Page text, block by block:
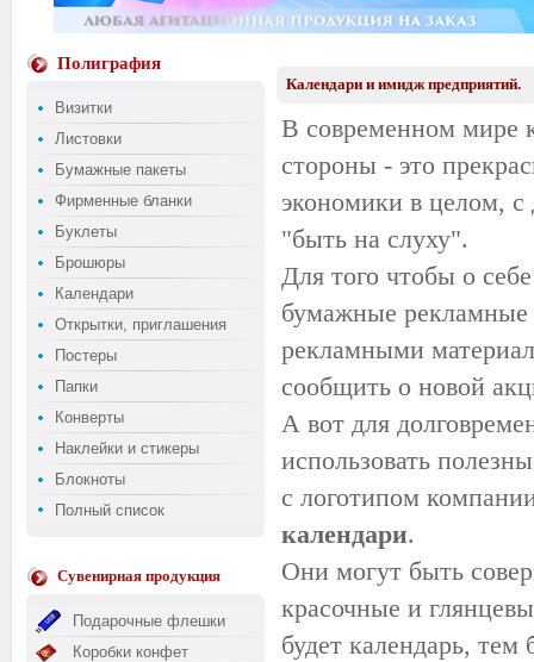
Полиграфия
Визитки
Листовки
Бумажные пакеты
Фирменные бланки
Буклеты
Брошюры
Календари
Открытки, приглашения
Постеры
Папки
Конверты
Наклейки и стикеры
Блокноты
Полный список
Сувенирная продукция
Подарочные флешки
Коробки конфет
Календари и имидж предприятий.
В современном мире
стороны - это
экономики в целом, с
"быть на слуху".
Для того чтобы о
бумажные
рекламными
сообщить о новой
А вот для
использовать
с логотипом
календари.
Они могут быть
красочные и
будет календарь, тем